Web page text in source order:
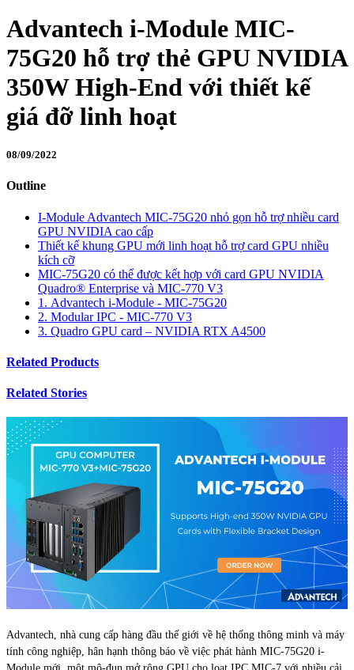
Advantech i-Module MIC-
75G20 hỗ trợ thẻ GPU NVIDIA
350W High-End với thiết kế
giá đỡ linh hoạt
08/09/2022
Outline
I-Module Advantech MIC-75G20 nhỏ gọn hỗ trợ nhiều card
GPU NVIDIA cao cấp
Thiết kế khung GPU mới linh hoạt hỗ trợ card GPU nhiều
kích cỡ
MIC-75G20 có thể được kết hợp với card GPU NVIDIA
Quadro® Enterprise và MIC-770 V3
1. Advantech i-Module - MIC-75G20
2. Modular IPC - MIC-770 V3
3. Quadro GPU card – NVIDIA RTX A4500
Related Products
Related Stories
Advantech, nhà cung cấp hàng đầu thế giới về hệ thống thông minh và máy
tính công nghiệp, hân hạnh thông báo về việc phát hành MIC-75G20 i-